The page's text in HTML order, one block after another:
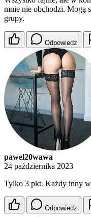
mnie nie obchodzi. Mogą
grupy.
Odpowiedz
pawel20wawa
24 października 2023
Tylko 3 pkt. Każdy inny
Odpowiedz